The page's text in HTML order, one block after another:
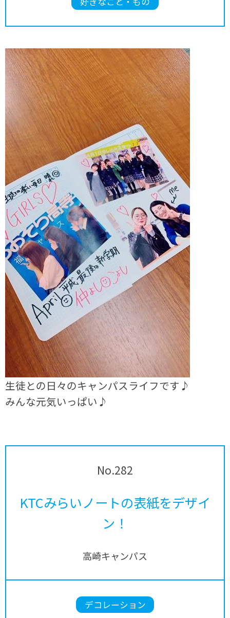
生徒との日々のキャンパスライフです♪
みんな元気いっぱい♪
No.282
KTCみらいノートの表紙をデザイ
ン！
高崎キャンパス
デコレーション